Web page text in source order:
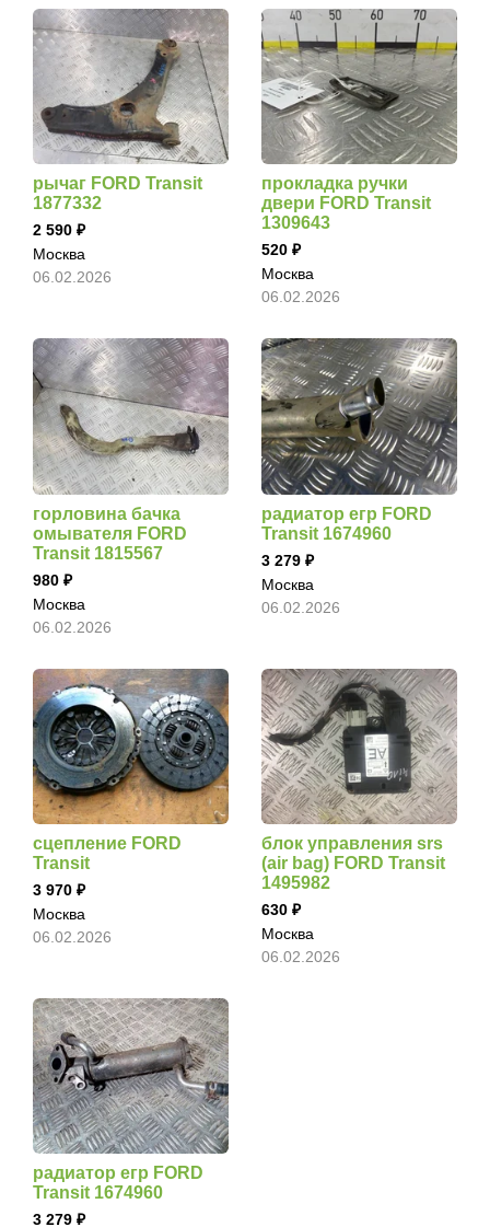
рычаг FORD Transit
1877332
2 590
Москва
06.02.2026
прокладка ручки
двери FORD Transit
1309643
520
Москва
06.02.2026
горловина бачка
омывателя FORD
Transit 1815567
980
Москва
06.02.2026
радиатор егр FORD
Transit 1674960
3 279
Москва
06.02.2026
сцепление FORD
Transit
3 970
Москва
06.02.2026
блок управления srs
(air bag) FORD Transit
1495982
630
Москва
06.02.2026
радиатор егр FORD
Transit 1674960
3 279